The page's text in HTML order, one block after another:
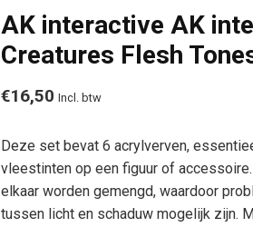
AK interactive AK
Creatures Flesh
€16,50 Incl. btw
Deze set bevat 6 acrylverven,
vleestinten op een figuur of
elkaar worden gemengd, waardoor
tussen licht en schaduw mogelijk zijn.